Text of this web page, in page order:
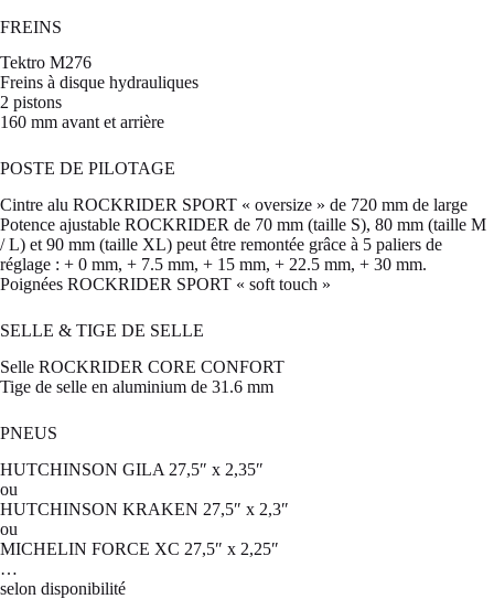
FREINS
Tektro M276
Freins à disque hydrauliques
2 pistons
160 mm avant et arrière
POSTE DE PILOTAGE
Cintre alu ROCKRIDER SPORT « oversize » de 720 mm de large
Potence ajustable ROCKRIDER de 70 mm (taille S), 80 mm (taille M
/ L) et 90 mm (taille XL) peut être remontée grâce à 5 paliers de
réglage : + 0 mm, + 7.5 mm, + 15 mm, + 22.5 mm, + 30 mm.
Poignées ROCKRIDER SPORT « soft touch »
SELLE & TIGE DE SELLE
Selle ROCKRIDER CORE CONFORT
Tige de selle en aluminium de 31.6 mm
PNEUS
HUTCHINSON GILA 27,5″ x 2,35″
ou
HUTCHINSON KRAKEN 27,5″ x 2,3″
ou
MICHELIN FORCE XC 27,5″ x 2,25″
…
selon disponibilité